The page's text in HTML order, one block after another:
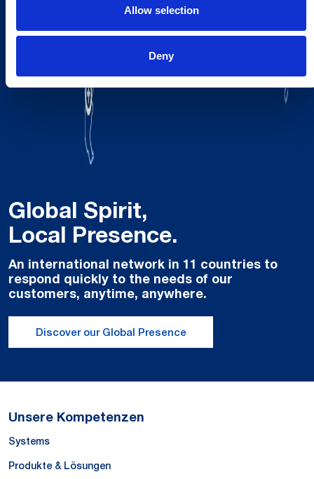
Allow selection
Deny
Global Spirit,
Local Presence.
An international network in 11 countries to
respond quickly to the needs of our
customers, anytime, anywhere.
Discover our Global Presence
Unsere Kompetenzen
Systems
Produkte & Lösungen